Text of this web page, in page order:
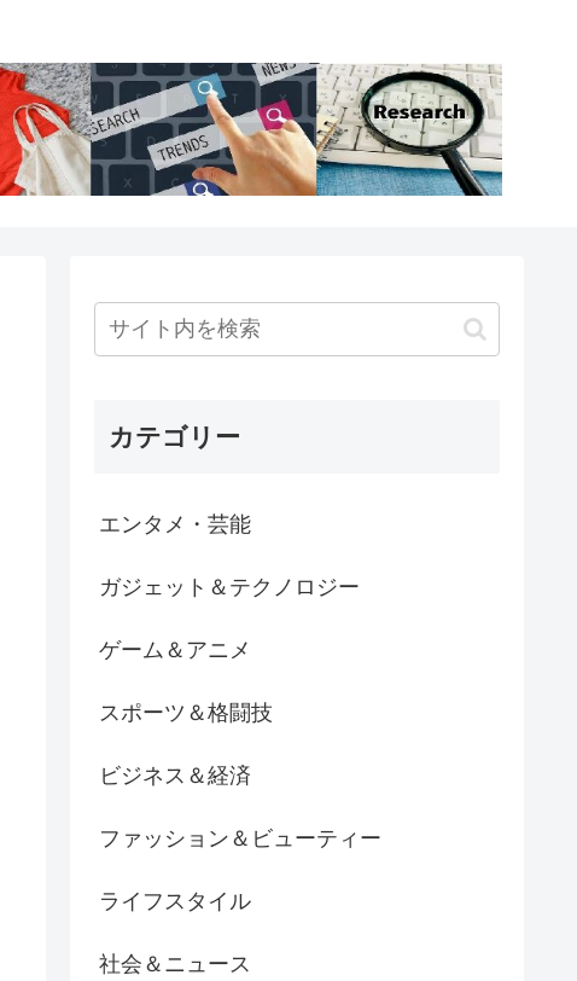
カテゴリー
エンタメ・芸能
ガジェット＆テクノロジー
ゲーム＆アニメ
スポーツ＆格闘技
ビジネス＆経済
ファッション＆ビューティー
ライフスタイル
社会＆ニュース